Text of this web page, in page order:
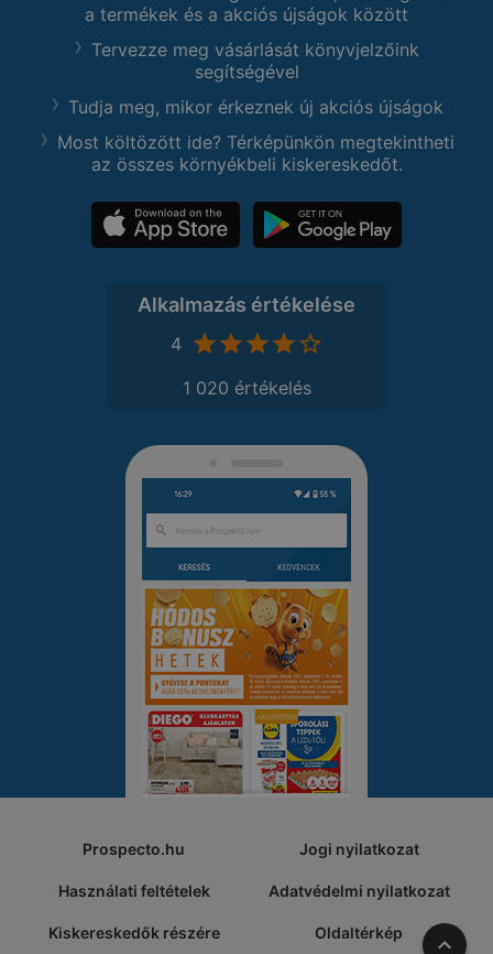
a termékek és a akciós újságok között
Tervezze meg vásárlását könyvjelzőink
segítségével
Tudja meg, mikor érkeznek új akciós újságok
Most költözött ide? Térképünkön megtekintheti
az összes környékbeli kiskereskedőt.
Alkalmazás értékelése
4
1 020 értékelés
Prospecto.hu Jogi nyilatkozat
Használati feltételek Adatvédelmi nyilatkozat
Kiskereskedők részére Oldaltérkép A